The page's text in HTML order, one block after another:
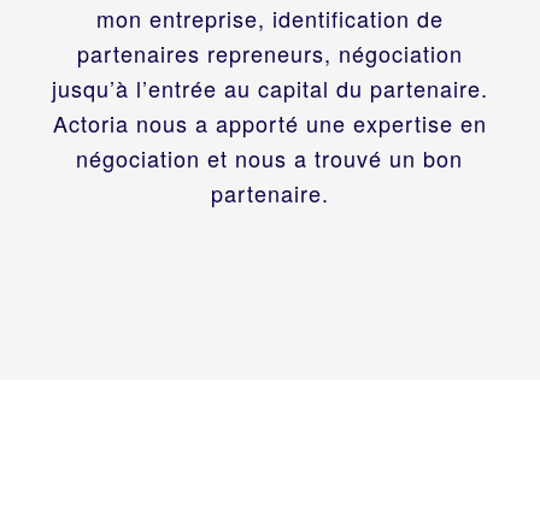
mon entreprise, identification de
partenaires repreneurs, négociation
jusqu’à l’entrée au capital du partenaire.
Actoria nous a apporté une expertise en
négociation et nous a trouvé un bon
partenaire.